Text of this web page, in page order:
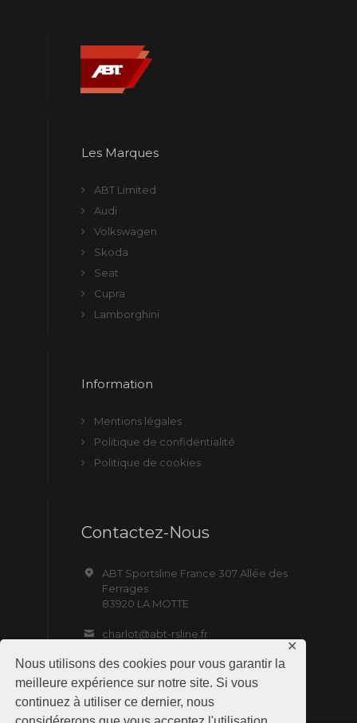
Nous utilisons des cookies pour vous garantir la
meilleure expérience sur notre site. Si vous
continuez à utiliser ce dernier, nous
✕
Les Marques
ABT Limited
Audi
Volkswagen
Skoda
Seat
Cupra
Lamborghini
Information
Mentions légales
Politique de confidentialité
Politique de cookies
Contactez-Nous
ABT Sportsline France 307 Allée des
Ferrages
83920 LA MOTTE
charlot@abt-rsline.fr